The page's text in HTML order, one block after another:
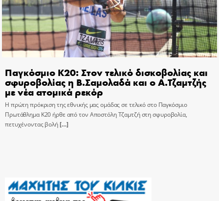
Παγκόσμιο Κ20: Στον τελικό δισκοβολίας και
σφυροβολίας η Β.Σαμολαδά και ο Α.Τζαμτζής
με νέα ατομικά ρεκόρ
Η πρώτη πρόκριση της εθνικής μας ομάδας σε τελικό στο Παγκόσμιο
Πρωτάθλημα Κ20 ήρθε από τον Αποστόλη Τζαμτζή στη σφυροβολία,
πετυχένοντας βολή[…]